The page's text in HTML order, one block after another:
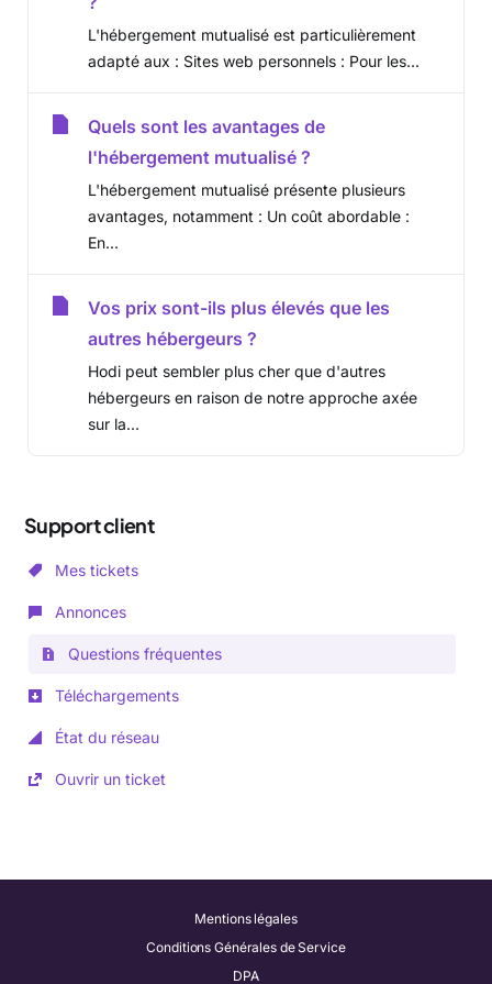
Support client
Mes tickets
Annonces
Questions fréquentes
Téléchargements
État du réseau
Ouvrir un ticket
L'hébergement mutualisé est particulièrement
adapté aux : Sites web personnels : Pour les...
Quels sont les avantages de
l'hébergement mutualisé ?
L'hébergement mutualisé présente plusieurs
avantages, notamment : Un coût abordable :
En...
Vos prix sont-ils plus élevés que les
autres hébergeurs ?
Hodi peut sembler plus cher que d'autres
hébergeurs en raison de notre approche axée
sur la...
Mentions légales
Conditions Générales de Service
DPA